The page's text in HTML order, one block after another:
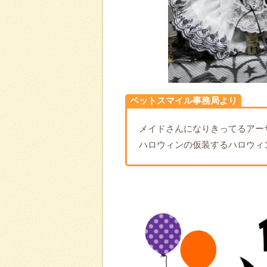
ペットスマイル事務局より
メイドさんになりきってるア
ハロウィンの仮装するハロウィ